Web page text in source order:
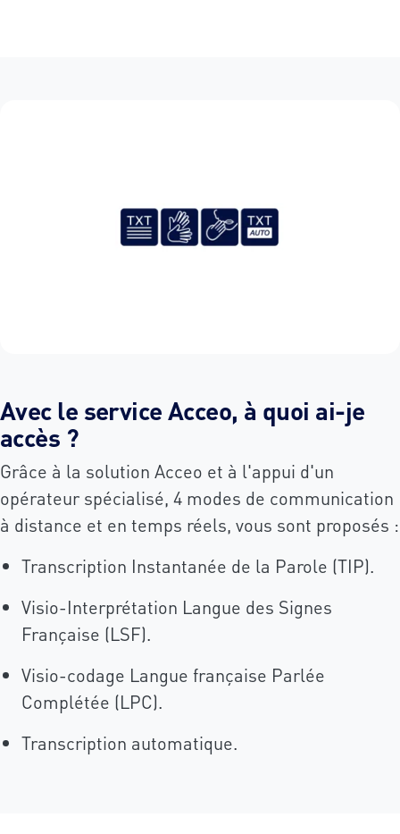
Avec le service Acceo, à quoi ai-je
accès ?
Grâce à la solution Acceo et à l'appui d'un
opérateur spécialisé, 4 modes de communication
à distance et en temps réels, vous sont proposés :
Transcription Instantanée de la Parole (TIP).
Visio-Interprétation Langue des Signes
Française (LSF).
Visio-codage Langue française Parlée
Complétée (LPC).
Transcription automatique.